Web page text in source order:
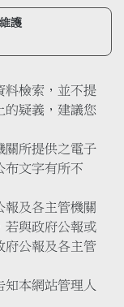
護
料檢索，並不提
的疑義，建議您
關所提供之電子
布文字有所不
報及各主管機關
若與政府公報或
府公報及各主管
本網站管理人